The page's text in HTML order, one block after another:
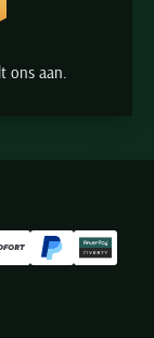
ons aan.